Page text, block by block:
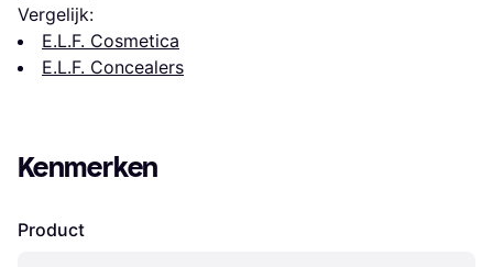
Vergelijk:
E.L.F. Cosmetica
E.L.F. Concealers
Kenmerken
Product